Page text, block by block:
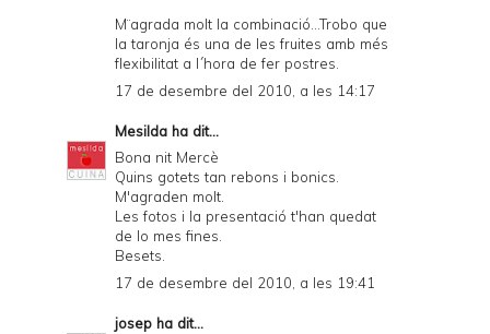
M¨agrada molt la combinació...Trobo que
la taronja és una de les fruites amb més
flexibilitat a l´hora de fer postres.
17 de desembre del 2010, a les 14:17
Mesilda ha dit...
Bona nit Mercè
Quins gotets tan rebons i bonics.
M'agraden molt.
Les fotos i la presentació t'han quedat
de lo mes fines.
Besets.
17 de desembre del 2010, a les 19:41
josep ha dit...